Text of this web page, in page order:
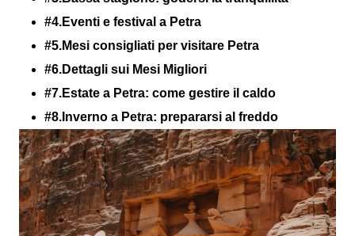
#4.Eventi e festival a Petra
#5.Mesi consigliati per visitare Petra
#6.Dettagli sui Mesi Migliori
#7.Estate a Petra: come gestire il caldo
#8.Inverno a Petra: prepararsi al freddo